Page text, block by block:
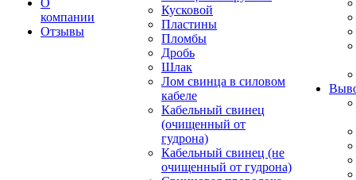
О
компании
Отзывы
Кусковой
Пластины
Пломбы
Дробь
Шлак
Лом свинца в силовом
кабеле
Кабельный свинец
(очищенный от
гудрона)
Кабельный свинец (не
очищенный от гудрона)